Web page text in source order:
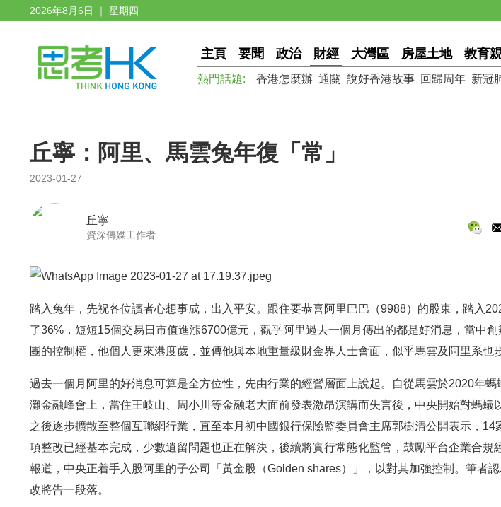
2026年8月6日 ｜ 星期四
主頁 要聞 政治 財經 大灣區 房屋土地 教育
熱門話題: 香港怎麼辦 通關 說好香港故事 回歸周年 新冠
丘寧：阿里、馬雲兔年復「常」
2023-01-27
丘寧
資深傳媒工作者
踏入兔年，先祝各位讀者心想事成，出入平安。跟住要恭喜阿里巴巴（9988）的股東，踏入
了36%，短短15個交易日市值進漲6700億元，觀乎阿里過去一個月傳出的都是好消息，當中
團的控制權，他個人更來港度歲，並傳他與本地重量級財金界人士會面，似乎馬雲及阿里系也
過去一個月阿里的好消息可算是全方位性，先由行業的經營層面上說起。自從馬雲於2020年
灘金融峰會上，當住王岐山、周小川等金融老大面前發表激昂演講而失言後，中央開始對螞蟻
之後逐步擴散至整個互聯網行業，直至本月初中國銀行保險監委員會主席郭樹清公開表示，14
項整改已經基本完成，少數遺留問題也正在解決，後續將實行常態化監管，鼓勵平台企業合規
報道，中央正着手入股阿里的子公司「黃金股（Golden shares）」，以對其加強控制。筆者
改將告一段落。